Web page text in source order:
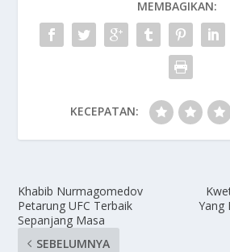
MEMBAGIKAN:
KECEPATAN:
Khabib Nurmagomedov
Petarung UFC Terbaik
Sepanjang Masa
SEBELUMNYA
Yang